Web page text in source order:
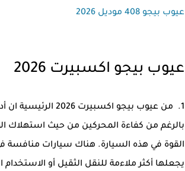
عيوب بيجو 408 موديل 2026
عيوب بيجو اكسبيرت 2026
1. من عيوب بيجو اكسبيرت 2026 الرئيسية ان أداء المحرك ليس الأقوى في فئته
بالرغم من كفاءة المحركين من حيث استهلاك
القوة في هذه السيارة. هناك سيارات منافسة
يجعلها أكثر ملاءمة للنقل الثقيل أو